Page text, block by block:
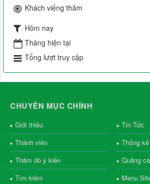
Khách viếng thăm
Hôm nay
Tháng hiện tại
Tổng lượt truy cập
CHUYÊN MỤC CHÍNH
Giới thiệu
Tin Tức
Thành viên
Thống kê
Thăm dò ý kiến
Quảng
Tìm kiếm
Menu